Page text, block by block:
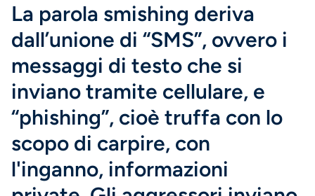
La parola smishing deriva
dall’unione di “SMS”, ovvero i
messaggi di testo che si
inviano tramite cellulare, e
“phishing”, cioè truffa con lo
scopo di carpire, con
l'inganno, informazioni